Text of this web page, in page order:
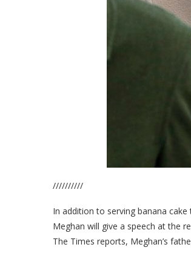
//////////
In addition to serving banana
Meghan will give a speech at the
The Times reports, Meghan’s